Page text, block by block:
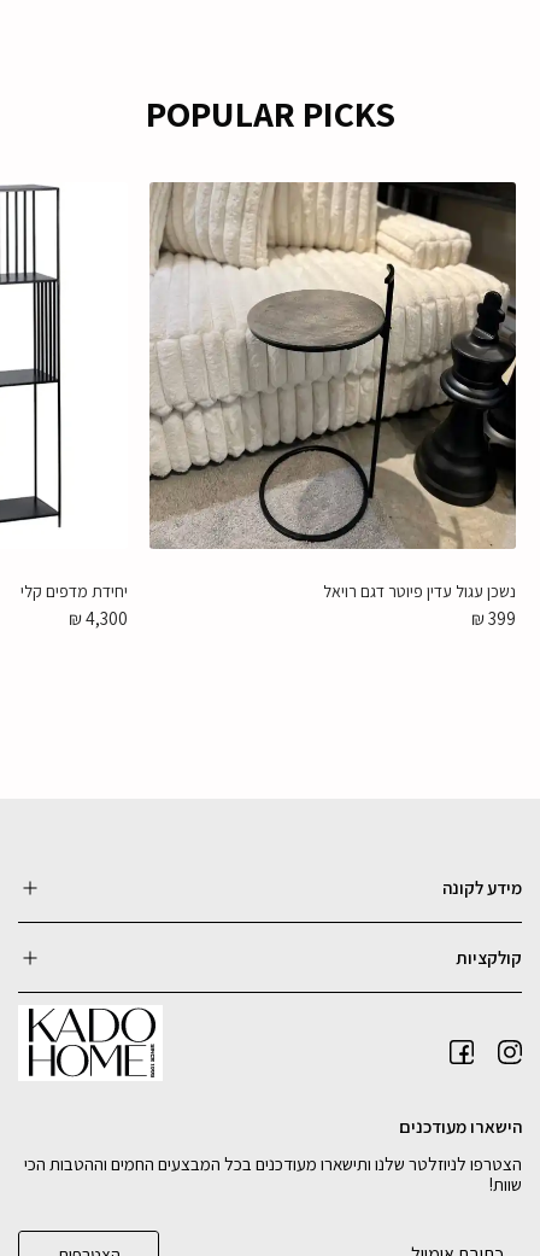
POPULAR PICKS
נשכן עגול עדין פיוטר דגם רויאל
₪399
יחידת מדפים קלי
₪4,300
מידע לקונה
קולקציות
הישארו מעודכנים
הצטרפו לניוזלטר שלנו ותישארו מעודכנים בכל המבצעים החמים וההטבות הכי
שוות!